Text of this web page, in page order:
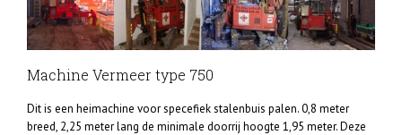
Machine Vermeer type 750
Dit is een heimachine voor specefiek stalenbuis palen. 0,8 meter
breed, 2,25 meter lang de minimale doorrij hoogte 1,95 meter. Deze